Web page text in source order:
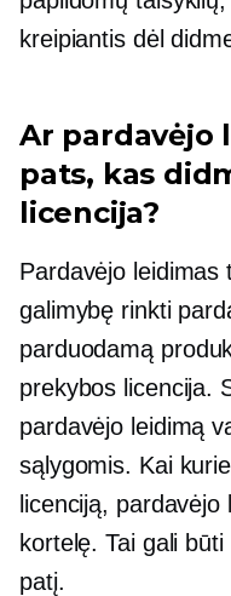
kreipiantis dėl
Ar pardavėjo
pats, kas
licencija?
Pardavėjo leidimas
galimybę rinkti
parduodamą
prekybos licencija.
pardavėjo leidimą
sąlygomis. Kai
licenciją,
kortelę. Tai gali
patį.